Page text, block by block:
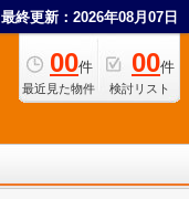
最終更新：2026年08月07日
00件
最近見た物件
00件
検討リスト